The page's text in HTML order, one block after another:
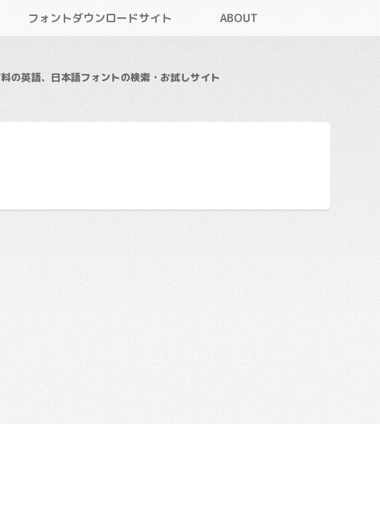
の英語、日本語フォントの検索・お試しサイト
フォントダウンロードサイト ABOUT